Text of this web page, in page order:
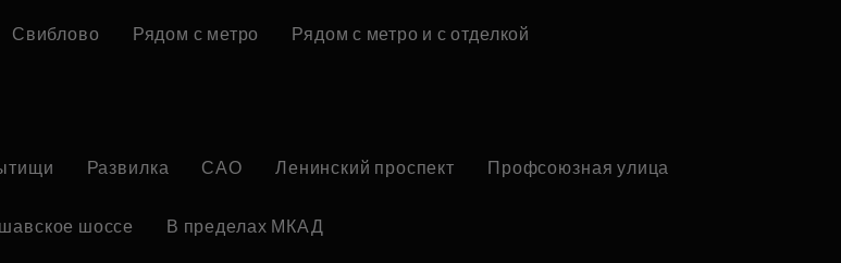
Свиблово Рядом с метро Рядом с метро и с отделкой
Развилка САО Ленинский проспект Профсоюзная улица
шоссе В пределах МКАД